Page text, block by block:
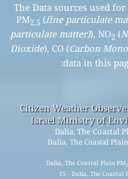
The Data sources used
PM2.5(fine particulate
particulate matter)), NO2 (
Dioxide), CO (Carbon
data in this
Citizen Weather
Israel Ministry of
Dalia, The Coastal
Dalia, The Coastal
Dalia, The Coastal Plain PM
55 - Dalia, The